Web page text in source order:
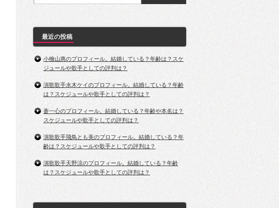
最近の投稿
小檜山惠のプロフィール。結婚している？年齢は？スケ
ジュールや歌手としての評判は？
演歌歌手水木ケイのプロフィール。結婚している？年齢
は？スケジュールや歌手としての評判は？
蒼一心のプロフィール。結婚している？年齢や本名は？
スケジュールや歌手としての評判は？
演歌歌手飛鳥とも美のプロフィール。結婚している？年
齢は？スケジュールや歌手としての評判は？
演歌歌手天野涼のプロフィール。結婚している？年齢
は？スケジュールや歌手としての評判は？